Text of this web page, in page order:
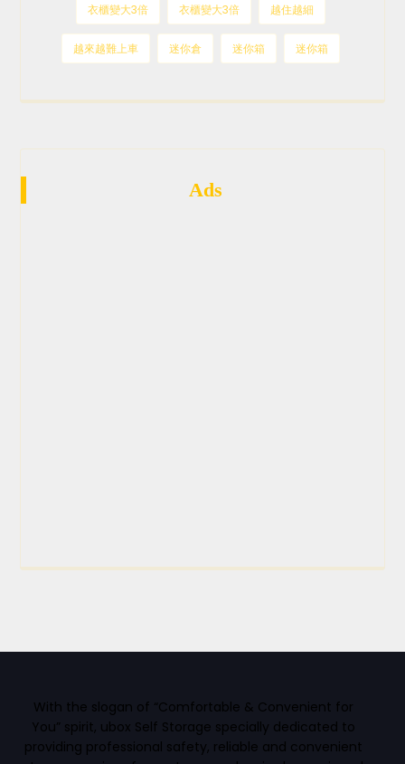
衣櫃變大3倍 衣櫃變大3倍 越住越細
越來越難上車 迷你倉 迷你箱 迷你箱
Ads
With the slogan of “Comfortable & Convenient for
You” spirit, ubox Self Storage specially dedicated to
providing professional safety, reliable and convenient